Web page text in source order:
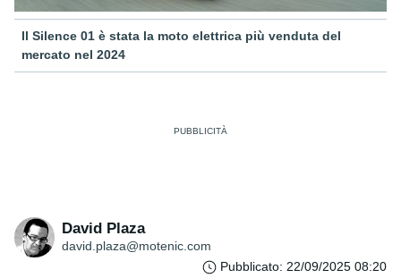
Il Silence 01 è stata la moto elettrica più venduta del
mercato nel 2024
David Plaza
david.plaza@motenic.com
Pubblicato: 22/09/2025 08:20